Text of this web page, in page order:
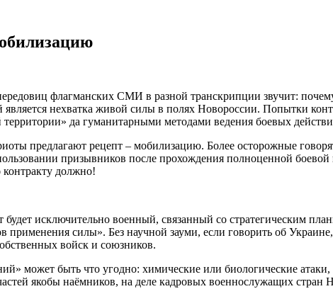
флагманских СМИ в разной транскрипции звучит:
является нехватка живой силы в полях Новороссии. Попытки
да гуманитарными методами ведения боевых
предлагают рецепт – мобилизацию. Более осторожные
призывников после прохождения полноценной
должно!
исключительно военный, связанный со стратегическим
применения силы». Без научной зауми, если говорить об
войск и союзников.
может быть что угодно: химические или биологические атаки,
якобы наёмников, на деле кадровых военнослужащих